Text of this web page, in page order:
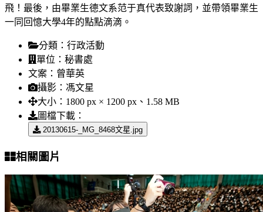
飛！最後，由畢業生德文系范于真代表致謝詞，並帶領畢業生
一同回憶大學4年的點點滴滴。
分類： 行政活動
單位： 秘書處
文案： 曾華英
攝影： 馮文星
大小： 1800 px × 1200 px、1.58 MB
圖檔下載：
20130615-_MG_8468文星.jpg
相關圖片